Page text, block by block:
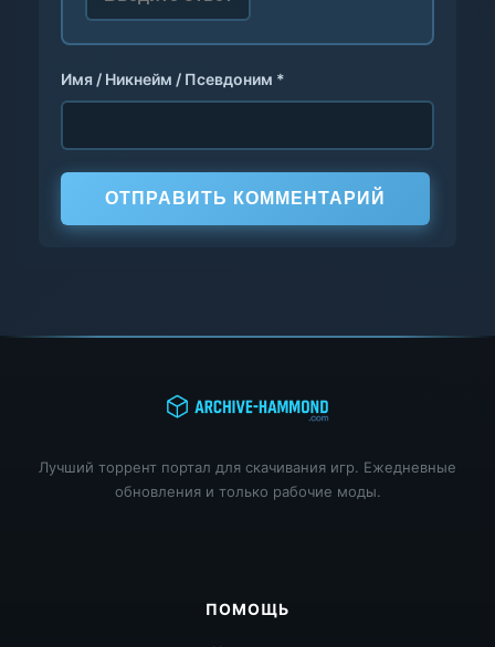
Имя / Никнейм / Псевдоним *
ОТПРАВИТЬ КОММЕНТАРИЙ
Лучший торрент портал для скачивания игр. Ежедневные
обновления и только рабочие моды.
ПОМОЩЬ